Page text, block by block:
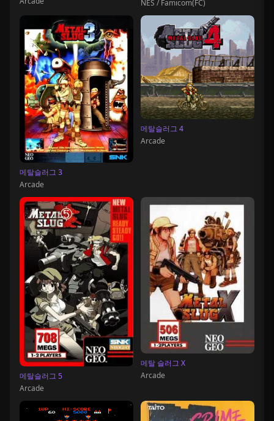
NES / Famicom(FC)
메탈슬러그 3
Arcade
메탈슬러그 4
Arcade
메탈슬러그 5
Arcade
메탈 슬러그 X
Arcade